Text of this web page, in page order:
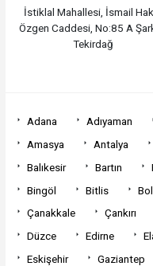
İstiklal Mahallesi, İsmail
Özgen Caddesi, No:85 A
Tekirdağ
Adana Adıyaman
Amasya
Antalya
Balıkesir
Bartın
Bingöl
Bitlis
Çanakkale
Çankırı
Düzce
Edirne
Eskişehir
Gaziantep